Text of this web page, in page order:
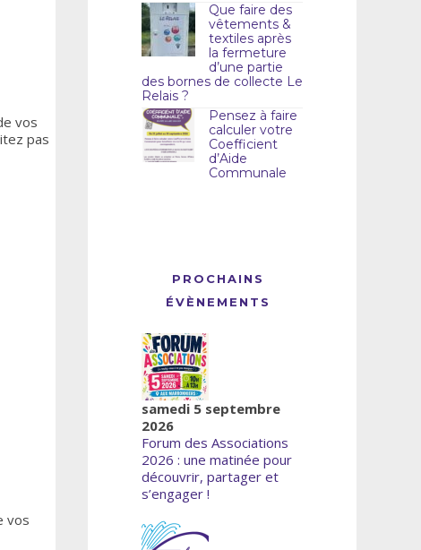
vos
pas
vos
Que faire des
vêtements &
textiles après
la fermeture
d’une partie
des bornes de collecte Le
Relais ?
Pensez à faire
calculer votre
Coefficient
d’Aide
Communale
PROCHAINS
ÉVÈNEMENTS
samedi 5 septembre
2026
Forum des Associations
2026 : une matinée pour
découvrir, partager et
s’engager !